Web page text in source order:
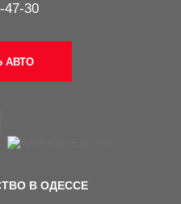
47-30
АВТО
В ОДЕССЕ